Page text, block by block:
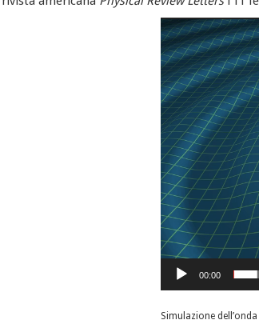
Video
Player
00:00
Simulazione